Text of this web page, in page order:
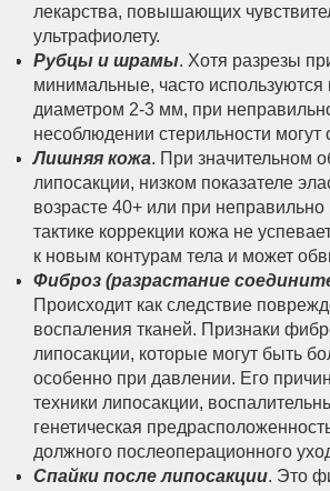
лекарства, повышающих
ультрафиолету.
Рубцы и шрамы. Хотя разрезы
минимальные, часто используются
диаметром 2-3 мм, при
несоблюдении стерильности могут
Лишняя кожа. При значительном
липосакции, низком показателе
возрасте 40+ или при
тактике коррекции кожа не
к новым контурам тела и может
Фиброз (разрастание
Происходит как следствие
воспаления тканей. Признаки
липосакции, которые могут быть
особенно при давлении. Его
техники липосакции,
генетическая
должного послеоперационного
Спайки после липосакции. Это